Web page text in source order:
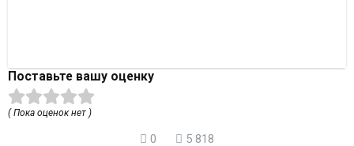
Поставьте вашу оценку
( Пока оценок нет )
0 5 818